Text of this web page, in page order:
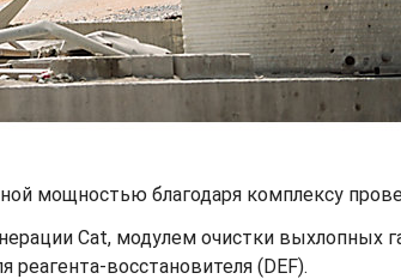
мощностью благодаря комплексу
Cat, модулем очистки
восстановителя (DEF).